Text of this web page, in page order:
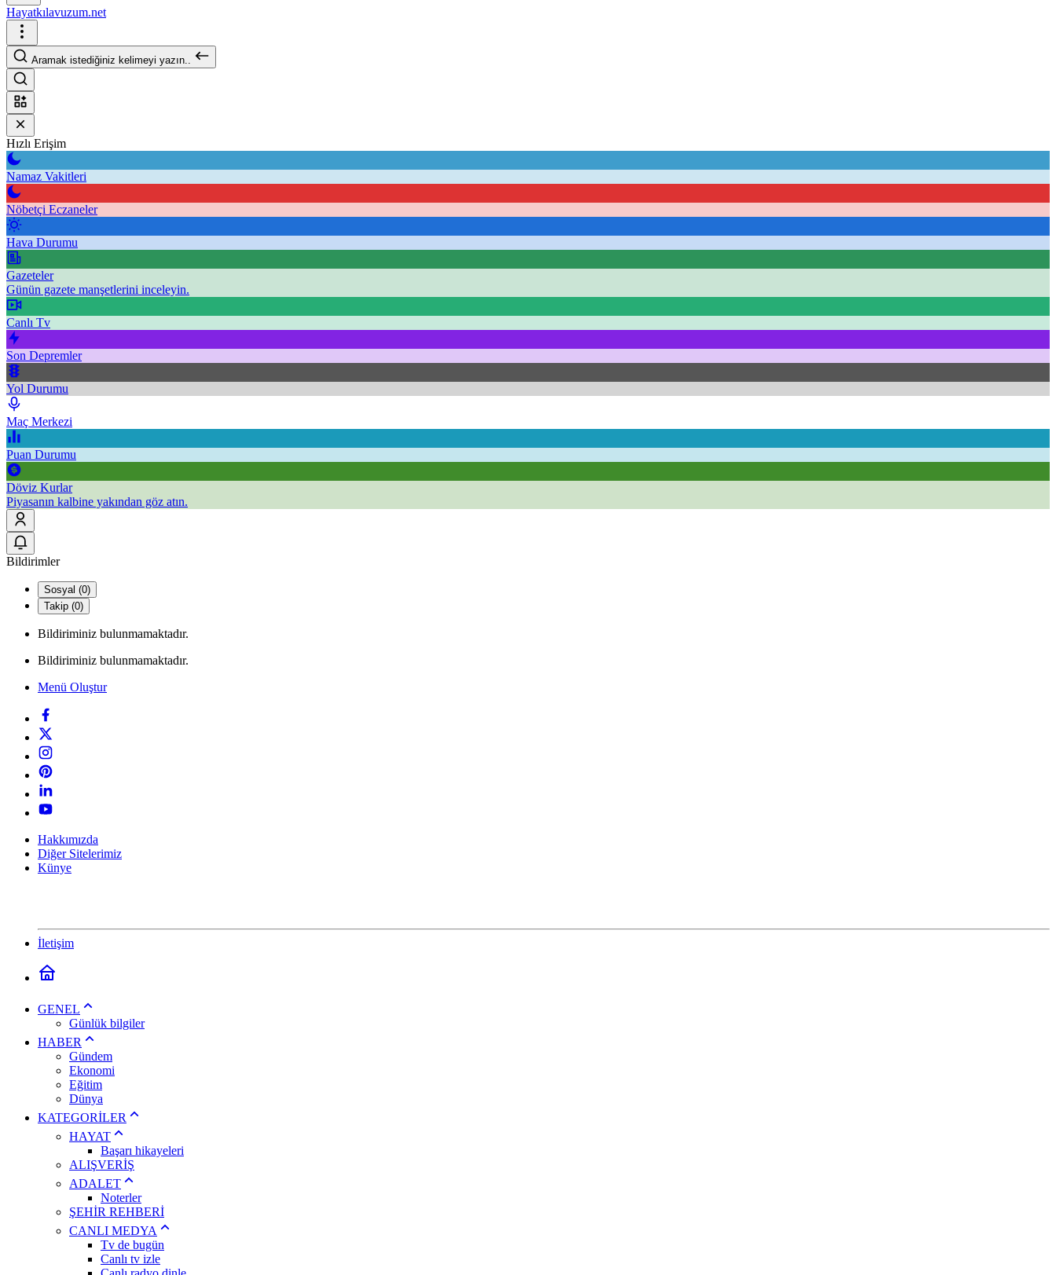
Hayatkılavuzum.net
Aramak istediğiniz kelimeyi yazın..
Hızlı Erişim
Namaz Vakitleri
Nöbetçi Eczaneler
Hava Durumu
Gazeteler
Günün gazete manşetlerini inceleyin.
Canlı Tv
Son Depremler
Yol Durumu
Maç Merkezi
Puan Durumu
Döviz Kurlar
Piyasanın kalbine yakından göz atın.
Bildirimler
Sosyal (0)
Takip (0)
Bildiriminiz bulunmamaktadır.
Bildiriminiz bulunmamaktadır.
Menü Oluştur
Hakkımızda
Diğer Sitelerimiz
Künye
İletişim
GENEL
Günlük bilgiler
HABER
Gündem
Ekonomi
Eğitim
Dünya
KATEGORİLER
HAYAT
Başarı hikayeleri
ALIŞVERİŞ
ADALET
Noterler
ŞEHİR REHBERİ
CANLI MEDYA
Tv de bugün
Canlı tv izle